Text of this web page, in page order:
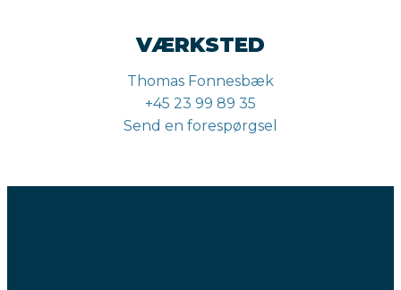
VÆRKSTED
Thomas Fonnesbæk
+45 23 99 89 35
Send en forespørgsel